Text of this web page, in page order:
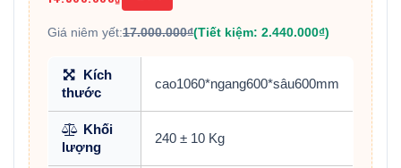
Giá niêm yết:17.000.000₫(Tiết kiệm: 2.440.000₫)
Kích
thước
cao1060*ngang600*sâu600mm
Khối
lượng
240 ± 10 Kg